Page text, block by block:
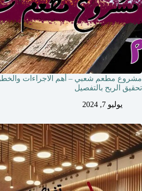
مشروع مطعم شعبي – أهم الاجراءات
تحقيق الربح بالتفصيل
يوليو 7, 2024